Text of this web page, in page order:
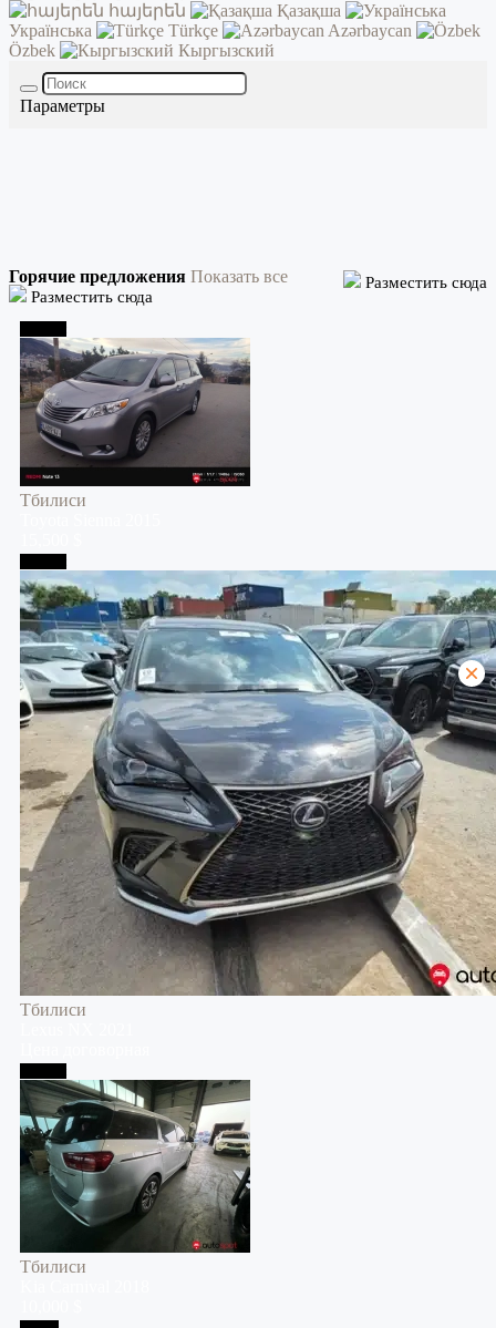
հայերեն
Қазақша
Українська
Türkçe
Azərbaycan
Özbek
Кыргызский
Параметры
Горячие предложения Показать все
Разместить сюда
Разместить сюда
Тбилиси
Тбилиси
Тбилиси